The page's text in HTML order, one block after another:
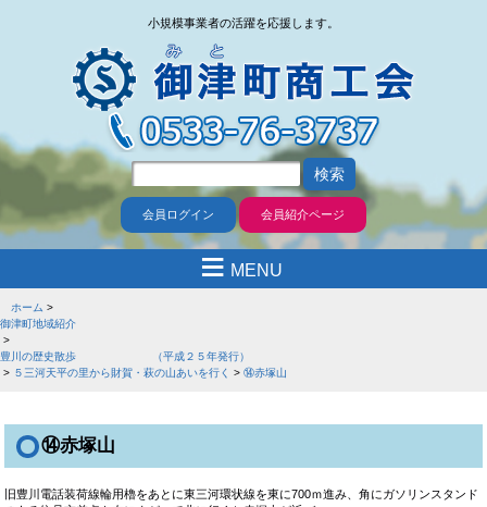
小規模事業者の活躍を応援します。
会員ログイン 会員紹介ページ
≡ MENU
ホーム
御津町地域紹介
豊川の歴史散歩 （平成２５年発行）
５三河天平の里から財賀・萩の山あいを行く
⑭赤塚山
⑭赤塚山
旧豊川電話装荷線輪用櫓をあとに東三河環状線を東に700ｍ進み、角にガソリンスタン ド